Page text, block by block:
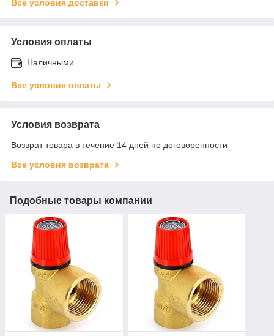
Все условия доставки
Условия оплаты
Наличными
Все условия оплаты
Условия возврата
Возврат товара в течение 14 дней по договоренности
Все условия возврата
Подобные товары компании